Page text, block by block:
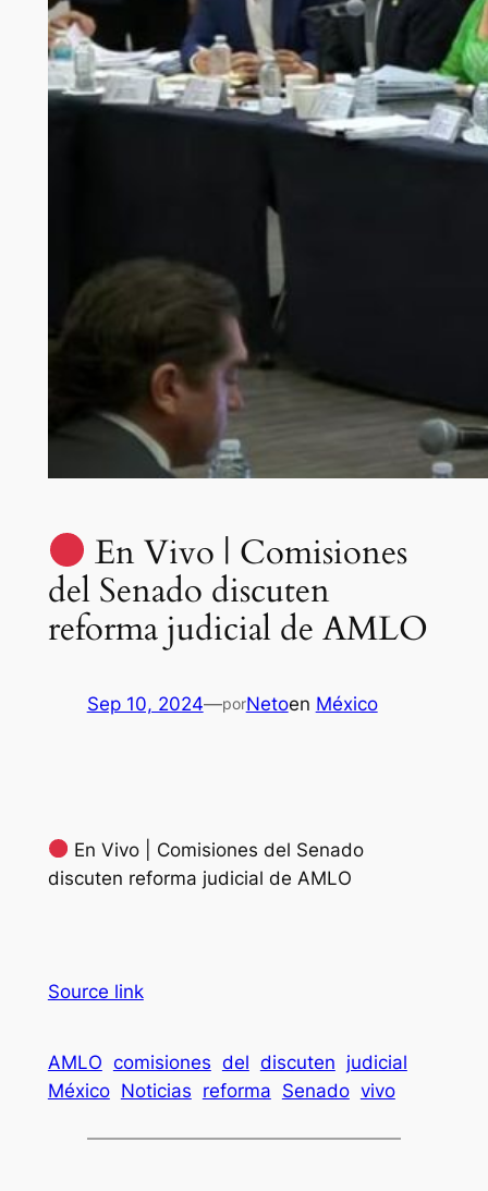
En Vivo | Comisiones
del Senado discuten
reforma judicial de AMLO
Sep 10, 2024—porNetoen México
En Vivo | Comisiones del Senado
discuten reforma judicial de AMLO
Source link
AMLO comisiones del discuten judicial
México Noticias reforma Senado vivo